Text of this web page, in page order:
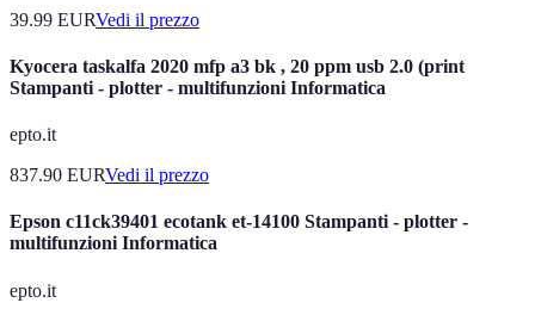
39.99 EURVedi il prezzo
Kyocera taskalfa 2020 mfp a3 bk , 20 ppm usb 2.0 (print
Stampanti - plotter - multifunzioni Informatica
epto.it
837.90 EURVedi il prezzo
Epson c11ck39401 ecotank et-14100 Stampanti - plotter -
multifunzioni Informatica
epto.it